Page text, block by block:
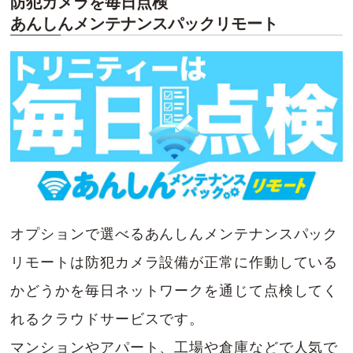
あんしんメンテナンスパックリモート
オプションで選べるあんしんメンテナンスパック
リモートは防犯カメラ設備が正常に作動している
かどうかを毎日ネットワークを通じて点検してく
れるクラウドサービスです。
マンションやアパート、工場や倉庫などで人気で